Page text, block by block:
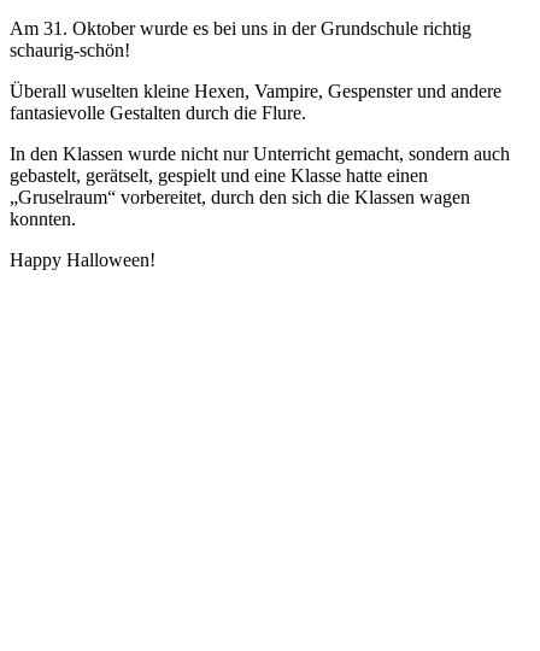
Am 31. Oktober wurde es bei uns in der Grundschule richtig
schaurig-schön!
Überall wuselten kleine Hexen, Vampire, Gespenster und andere
fantasievolle Gestalten durch die Flure.
In den Klassen wurde nicht nur Unterricht gemacht, sondern auch
gebastelt, gerätselt, gespielt und eine Klasse hatte einen
„Gruselraum“ vorbereitet, durch den sich die Klassen wagen
konnten.
Happy Halloween!